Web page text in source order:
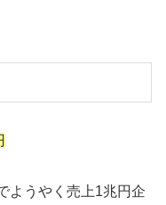
ようやく売上1兆円企